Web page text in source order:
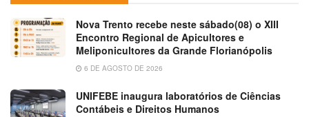
Nova Trento recebe neste sábado(08) o XIII
Encontro Regional de Apicultores e
Meliponicultores da Grande Florianópolis
6 DE AGOSTO DE 2026
UNIFEBE inaugura laboratórios de Ciências
Contábeis e Direitos Humanos